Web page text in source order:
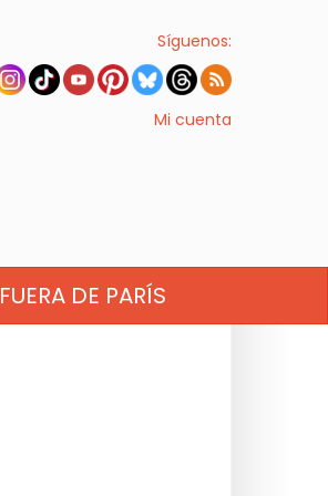
Síguenos:
Mi cuenta
FUERA DE PARÍS